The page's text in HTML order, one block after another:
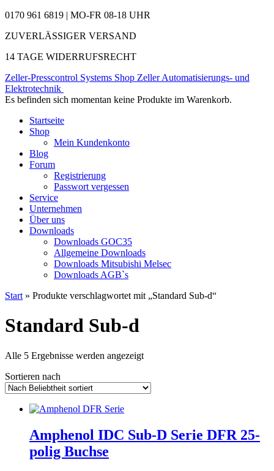
0170 961 6819 | MO-FR 08-18 UHR
ZUVERLÄSSIGER VERSAND
14 TAGE WIDERRUFSRECHT
Zeller-Presscontrol Systems Shop Zeller Automatisierungs- und
Elektrotechnik
Es befinden sich momentan keine Produkte im Warenkorb.
Startseite
Shop
Mein Kundenkonto
Blog
Forum
Registrierung
Passwort vergessen
Service
Unternehmen
Über uns
Downloads
Downloads GOC35
Allgemeine Downloads
Downloads Mitsubishi Melsec
Downloads AGB`s
Start » Produkte verschlagwortet mit „Standard Sub-d“
Standard Sub-d
Alle 5 Ergebnisse werden angezeigtNach
Sortieren nach
Amphenol IDC Sub-D Serie DFR 25-
polig Buchse